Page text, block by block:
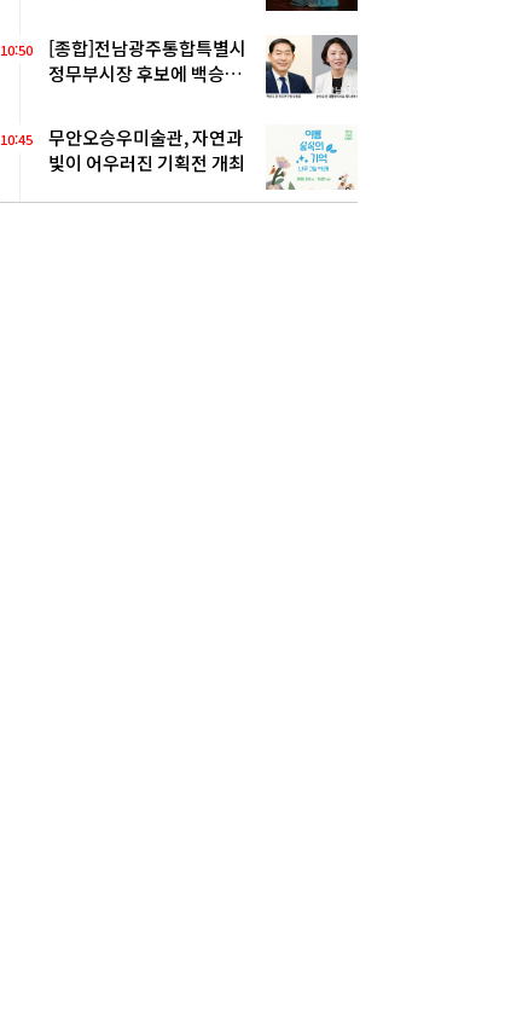
10:50
[종합]전남광주통합특별시
정무부시장 후보에 백승주·
10:45
무안오승우미술관, 자연과
빛이 어우러진 기획전 개최